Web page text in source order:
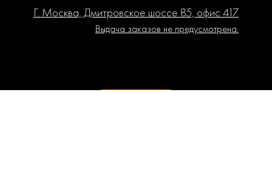
Г. Москва, Дмитровское шоссе 85, офис 417
Выдача заказов не предусмотрена.